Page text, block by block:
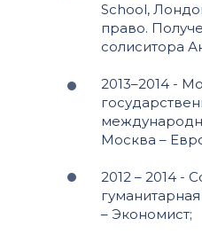
School,
право.
солиситора
2013–2014 -
Москва –
2012 – 2014 -
– Экономист;